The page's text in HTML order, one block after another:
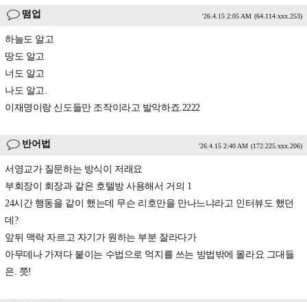
떰업 '26.4.15 2:05 AM (64.114.xxx.253)
하늘도 알고
땅도 알고
너도 알고
나도 알고.
이재명이랑 신도들만 조작이라고 발악하죠.2222
반어법 '26.4.15 2:40 AM (172.225.xxx.206)
서영교가 질문하는 방식이 저래요
부회장이 회장과 같은 호텔방 사용해서 거의 1
24시간 행동을 같이 했는데 무슨 리호만을 만나느냐라고 인터뷰도 했던
데?
앞뒤 맥락 자르고 자기가 원하는 부분 잘라다가
아무데나 가져다 붙이는 수법으로 억지를 쓰는 방법밖에 몰라요 그대들
은. 쯧!